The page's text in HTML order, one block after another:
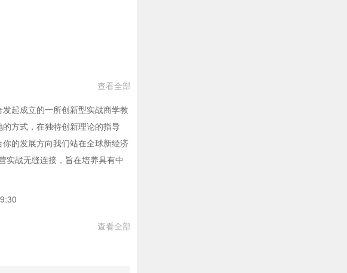
查看全部
起成立的一所创新型实战商学教
方式，在独特创新理论的指导
的发展方向我们站在全球新经济
实战无缝连接，旨在培养具有中
查看全部